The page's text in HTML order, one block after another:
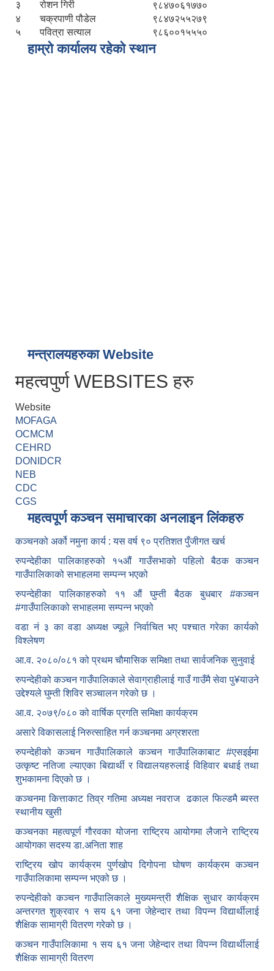
३ रोशन गिरी
९८४७०६१७७०
४
चक्रपाणी पौडेल
९८४७२५५२७९
५
पवित्रा सत्याल ९८६००१५५५०
हाम्रो कार्यालय रहेको स्थान
मन्त्रालयहरुका Website
महत्वपुर्ण WEBSITES हरु
Website
MOFAGA
OCMCM
CEHRD
DONIDCR
NEB
CDC
CGS
महत्वपूर्ण कञ्चन समाचारका अनलाइन लिंकहरु
कञ्चनको अर्को नमुना कार्य : यस वर्ष ९० प्रतिशत पुँजीगत खर्च
रुपन्देहीका पालिकाहरुको १५औं गाउँसभाको पहिलो बैठक कञ्चन
गाउँपालिकाको सभाहलमा सम्पन्न भएको
रुपन्देहीका पालिकाहरुको ११ औं घुम्ती बैठक बुधबार #कञ्चन
#गाउँपालिकाको सभाहलमा सम्पन्न भएको
वडा नं ३ का वडा अध्यक्ष ज्यूले निर्वाचित भए पश्चात गरेका कार्यको
विश्लेषण
आ.व. २०८०/०८१ को प्रथम चौमासिक समिक्षा तथा सार्वजनिक सुनुवाई
रुपन्देहीको कञ्चन गाउँपालिकाले सेवाग्राहीलाई गाउँ गाउँमै सेवा पु¥याउने
उद्देश्यले घुम्ती शिविर सञ्चालन गरेको छ ।
आ.व. २०७९/०८० को वार्षिक प्रगति समिक्षा कार्यक्रम
असारे विकासलाई निरुत्साहित गर्न कञ्चनमा अग्रशरता
रुपन्देहीको कञ्चन गाउँपालिकाले कञ्चन गाउँपालिकाबाट #एसइईमा
उत्कृष्ट नतिजा ल्याएका बिद्यार्थी र विद्यालयहरुलाई विहिवार बधाई तथा
शुभकामना दिएको छ ।
कञ्चनमा कित्ताकाट तिव्र गतिमा अध्यक्ष नवराज ढकाल फिल्डमै ब्यस्त
स्थानीय खुसी
कञ्चनका महत्वपूर्ण गौरवका योजना राष्ट्रिय आयोगमा लैजाने राष्ट्रिय
आयोगका सदस्य डा.अनिता शाह
राष्ट्रिय खोप कार्यक्रम पुर्णखोप दिगोपना घोषण कार्यक्रम कञ्‍चन
गाउँपालिकामा सम्पन्न भएको छ ।
रुपन्देहीको कञ्चन गाउँपालिकाले मुख्यमन्त्री शैक्षिक सुधार कार्यक्रम
अन्तरगत शुक्रवार १ सय ६१ जना जेहेन्दार तथा विपन्न विद्यार्थीलाई
शैक्षिक सामाग्री वितरण गरेको छ ।
कञ्चन गाउँपालिकामा १ सय ६१ जना जेहेन्दार तथा विपन्न विद्यार्थीलाई
शैक्षिक सामाग्री वितरण